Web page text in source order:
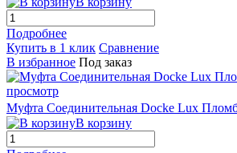
Подробнее
Купить в 1 клик Сравнение
В избранное Под заказ
просмотр
Муфта Соединительная Docke Lux
В корзину